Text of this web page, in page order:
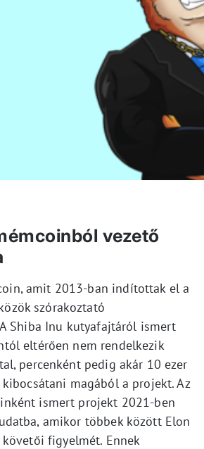
vezető
amit 2013-ban indítottak el a
szórakoztató
Shiba Inu kutyafajtáról ismert
eltérően nem rendelkezik
percenként pedig akár 10 ezer
magából a projekt. Az
ismert projekt 2021-ben
amikor többek között Elon
figyelmét. Ennek